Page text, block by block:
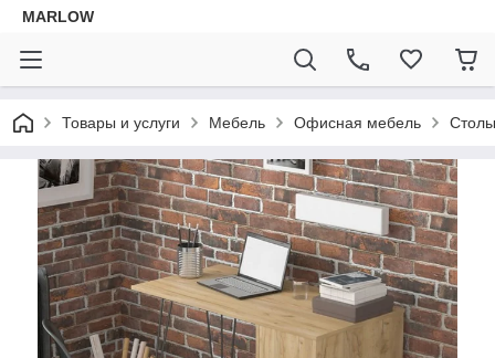
MARLOW
Товары и услуги Мебель Офисная мебель Столы